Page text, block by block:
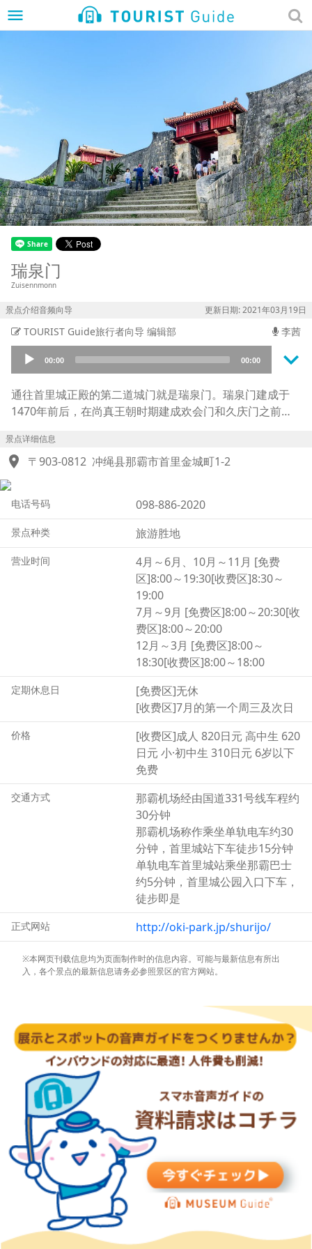
menu
瑞泉门
Zuisennmonn
景点介绍音频向导 更新日期: 2021年03月19日
TOURIST Guide旅行者向导 编辑部 李茜
Audio
Player
00:00 00:00 keyboard_arrow_down
通往首里城正殿的第二道城门就是瑞泉门。瑞泉门建成于
1470年前后，在尚真王朝时期建成欢会门和久庆门之前，
之泉”的意思，因此也被说是由城门右前方的“龙樋”泉水而
得名。龙樋泉水是从龙型石雕的口中流淌出来的泉水，被当
留至今的物件。瑞泉门的造型是在石制墙壁上加造木制瞭望
楼的设计，门的两侧还放置有冲绳传说中的神兽琉球狮
子“风狮爷”。
景点详细信息
location_on 〒903-0812 冲绳县那霸市首里金城町1-2
电话号码 098-886-2020
景点种类 旅游胜地
营业时间
4月～6月、10月～11月 [免费
区]8:00～19:30[收费区]8:30～
19:00
7月～9月 [免费区]8:00～20:30[收
费区]8:00～20:00
12月～3月 [免费区]8:00～
18:30[收费区]8:00～18:00
定期休息日
[免费区]无休
[收费区]7月的第一个周三及次日
价格
[收费区]成人 820日元 高中生 620
日元 小·初中生 310日元 6岁以下
免费
交通方式
那霸机场经由国道331号线车程约
30分钟
那霸机场称作乘坐单轨电车约30
分钟，首里城站下车徒步15分钟
单轨电车首里城站乘坐那霸巴士
约5分钟，首里城公园入口下车，
徒步即是
正式网站 http://oki-park.jp/shurijo/
※本网页刊载信息均为页面制作时的信息内容。可能与最新信息有所出
入，各个景点的最新信息请务必参照景区的官方网站。